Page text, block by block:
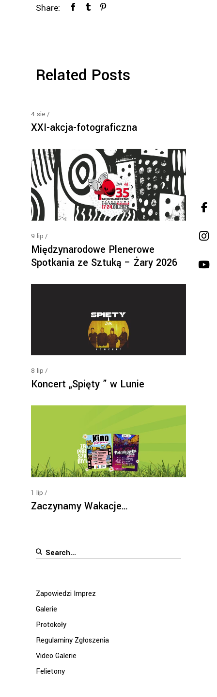
Share:
Related Posts
4 sie
XXI-akcja-fotograficzna
9 lip
Międzynarodowe Plenerowe
Spotkania ze Sztuką – Żary 2026
8 lip
Koncert „Spięty ” w Lunie
1 lip
Zaczynamy Wakacje…
Search
Zapowiedzi Imprez
Galerie
Protokoły
Regulaminy Zgłoszenia
Video Galerie
Felietony